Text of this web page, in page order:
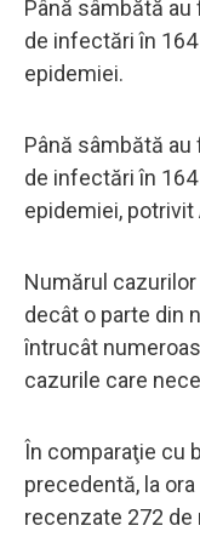
Până sâmbătă
de infectări în
epidemiei.
Până sâmbătă
de infectări în
epidemiei, potrivit
Numărul
decât o parte din
întrucât
cazurile care
În comparaţie cu
precedentă, la
recenzate 272 de